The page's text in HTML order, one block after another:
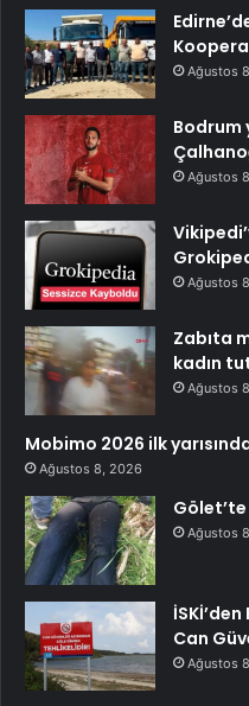
Ağustos
Bodrum
Ağustos
Ağustos
Zabıta
kadın
Ağustos
Mobimo 2026 ilk
Ağustos 8, 2026
Gölet’te
Ağustos
Can
Ağustos